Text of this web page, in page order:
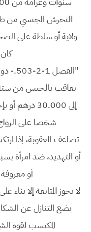
التحرش الجنسي من
ولاية أو سلطة على
إلى 30.000
شخصا على
تضاعف العقوبة، إذا
أو التهديد، ضد امرأة
أو
لا تجوز المتابعة إلا
يضع التنازل عن
المكتسب لقوة